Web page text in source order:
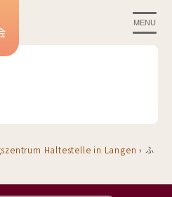
MENU
Haltestelle in Langen › ふ